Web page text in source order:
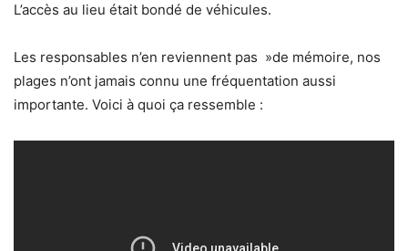
L’accès au lieu était bondé de véhicules.
Les responsables n’en reviennent pas »de mémoire, nos
plages n’ont jamais connu une fréquentation aussi
importante. Voici à quoi ça ressemble :